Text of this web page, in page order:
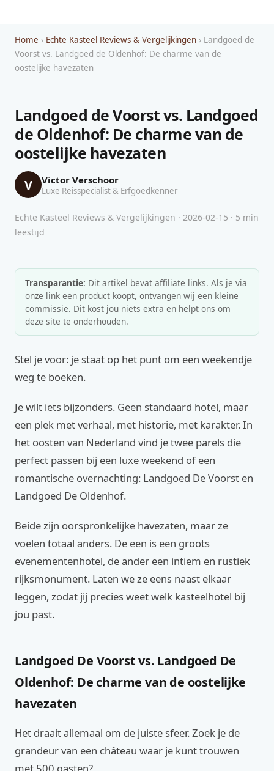
Home › Echte Kasteel Reviews & Vergelijkingen › Landgoed de
Voorst vs. Landgoed de Oldenhof: De charme van de
oostelijke havezaten
Landgoed de Voorst vs. Landgoed
de Oldenhof: De charme van de
oostelijke havezaten
V Victor Verschoor
Luxe Reisspecialist & Erfgoedkenner
Echte Kasteel Reviews & Vergelijkingen · 2026-02-15 · 5 min
leestijd
Transparantie: Dit artikel bevat affiliate links. Als je via
onze link een product koopt, ontvangen wij een kleine
commissie. Dit kost jou niets extra en helpt ons om
deze site te onderhouden.
Stel je voor: je staat op het punt om een weekendje
weg te boeken.
Je wilt iets bijzonders. Geen standaard hotel, maar
een plek met verhaal, met historie, met karakter. In
het oosten van Nederland vind je twee parels die
perfect passen bij een luxe weekend of een
romantische overnachting: Landgoed De Voorst en
Landgoed De Oldenhof.
Beide zijn oorspronkelijke havezaten, maar ze
voelen totaal anders. De een is een groots
evenementenhotel, de ander een intiem en rustiek
rijksmonument. Laten we ze eens naast elkaar
leggen, zodat jij precies weet welk kasteelhotel bij
jou past.
Landgoed De Voorst vs. Landgoed De
Oldenhof: De charme van de oostelijke
havezaten
Het draait allemaal om de juiste sfeer. Zoek je de
grandeur van een château waar je kunt trouwen